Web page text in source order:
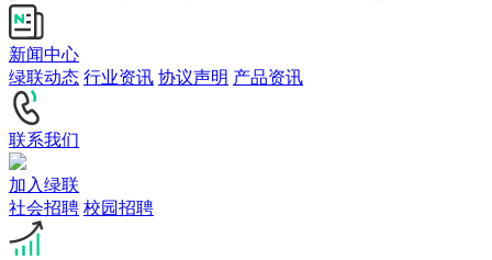
新闻中心
绿联动态 行业资讯 协议声明 产品资讯
联系我们
加入绿联
社会招聘 校园招聘